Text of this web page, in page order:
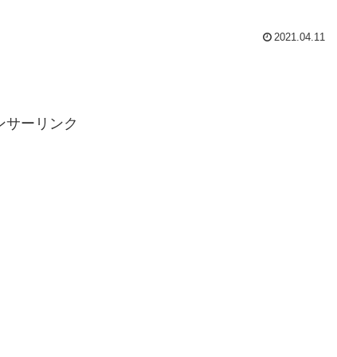
2021.04.11
サーリンク